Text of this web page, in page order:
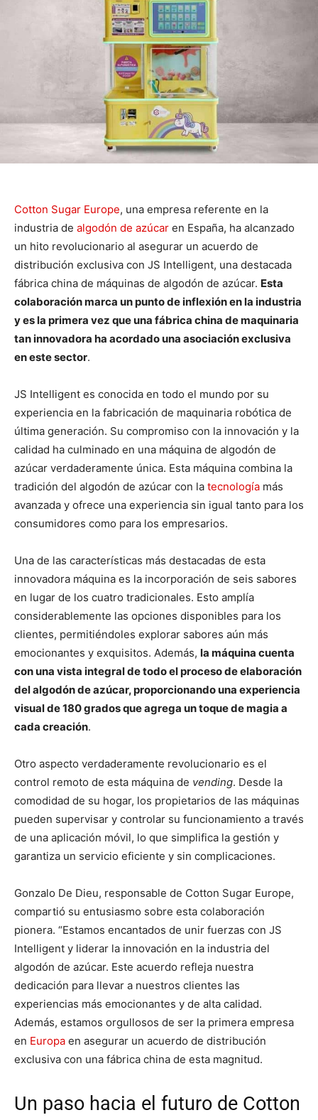
Cotton Sugar Europe, una empresa referente en la
industria de algodón de azúcar en España, ha alcanzado
un hito revolucionario al asegurar un acuerdo de
distribución exclusiva con JS Intelligent, una destacada
fábrica china de máquinas de algodón de azúcar. Esta
colaboración marca un punto de inflexión en la industria
y es la primera vez que una fábrica china de maquinaria
tan innovadora ha acordado una asociación exclusiva
en este sector.
JS Intelligent es conocida en todo el mundo por su
experiencia en la fabricación de maquinaria robótica de
última generación. Su compromiso con la innovación y la
calidad ha culminado en una máquina de algodón de
azúcar verdaderamente única. Esta máquina combina la
tradición del algodón de azúcar con la tecnología más
avanzada y ofrece una experiencia sin igual tanto para los
consumidores como para los empresarios.
Una de las características más destacadas de esta
innovadora máquina es la incorporación de seis sabores
en lugar de los cuatro tradicionales. Esto amplía
considerablemente las opciones disponibles para los
clientes, permitiéndoles explorar sabores aún más
emocionantes y exquisitos. Además, la máquina cuenta
con una vista integral de todo el proceso de elaboración
del algodón de azúcar, proporcionando una experiencia
visual de 180 grados que agrega un toque de magia a
cada creación.
Otro aspecto verdaderamente revolucionario es el
control remoto de esta máquina de vending. Desde la
comodidad de su hogar, los propietarios de las máquinas
pueden supervisar y controlar su funcionamiento a través
de una aplicación móvil, lo que simplifica la gestión y
garantiza un servicio eficiente y sin complicaciones.
Gonzalo De Dieu, responsable de Cotton Sugar Europe,
compartió su entusiasmo sobre esta colaboración
pionera. “Estamos encantados de unir fuerzas con JS
Intelligent y liderar la innovación en la industria del
algodón de azúcar. Este acuerdo refleja nuestra
dedicación para llevar a nuestros clientes las
experiencias más emocionantes y de alta calidad.
Además, estamos orgullosos de ser la primera empresa
en Europa en asegurar un acuerdo de distribución
exclusiva con una fábrica china de esta magnitud.
Un paso hacia el futuro de Cotton